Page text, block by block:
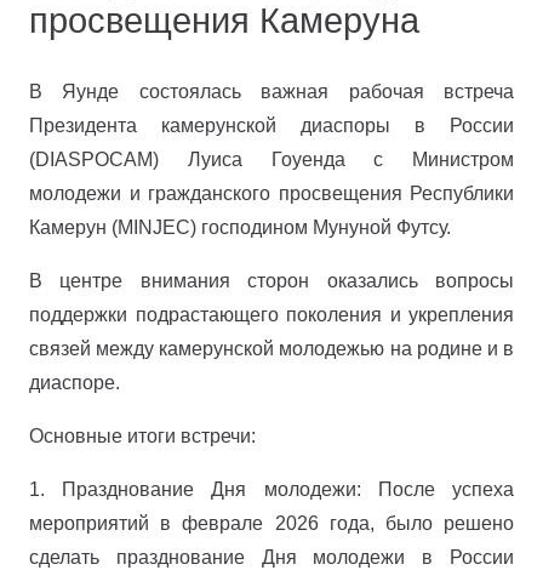
просвещения Камеруна
В Яунде состоялась важная рабочая встреча
Президента камерунской диаспоры в России
(DIASPOCAM) Луиса Гоуенда с Министром
молодежи и гражданского просвещения Республики
Камерун (MINJEC) господином Мунуной Футсу.
В центре внимания сторон оказались вопросы
поддержки подрастающего поколения и укрепления
связей между камерунской молодежью на родине и в
диаспоре.
Основные итоги встречи:
1. Празднование Дня молодежи: После успеха
мероприятий в феврале 2026 года, было решено
сделать празднование Дня молодежи в России